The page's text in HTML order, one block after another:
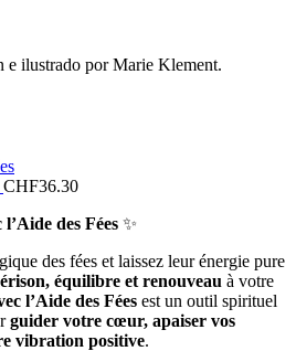
e ilustrado por Marie Klement.
CHF36.30
des Fées ✨
des fées et laissez leur énergie pure
équilibre et renouveau à votre
l’Aide des Fées est un outil spirituel
guider votre cœur, apaiser vos
vibration positive.